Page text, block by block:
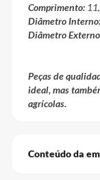
Comprimento:
Diâmetro Interno:
Diâmetro
Peças de
ideal, mas
agrícolas.
Conteúdo da